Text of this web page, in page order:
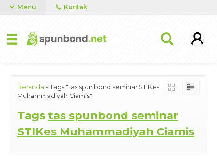
Menu Kontak
Beranda » Tags "tas spunbond seminar STIKes
Muhammadiyah Ciamis"
Tags tas spunbond seminar
STIKes Muhammadiyah Ciamis